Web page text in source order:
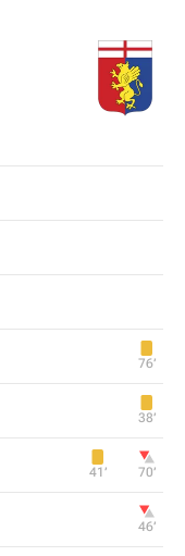
76‎’‎
38‎’‎
41‎’‎ 70‎’‎
46‎’‎